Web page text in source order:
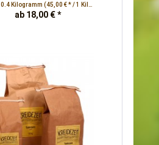
0.4 Kilogramm (45,00 € * / 1 Kilogramm)
ab 18,00 € *